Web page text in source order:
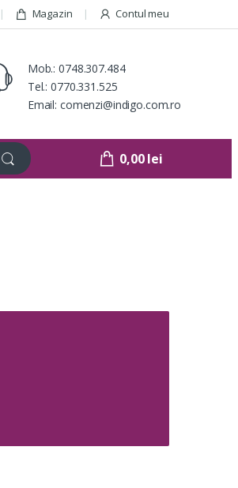
Magazin Contul meu
Mob.:0748.307.484
Tel.:0770.331.525
Email: comenzi@indigo.com.ro
0,00lei